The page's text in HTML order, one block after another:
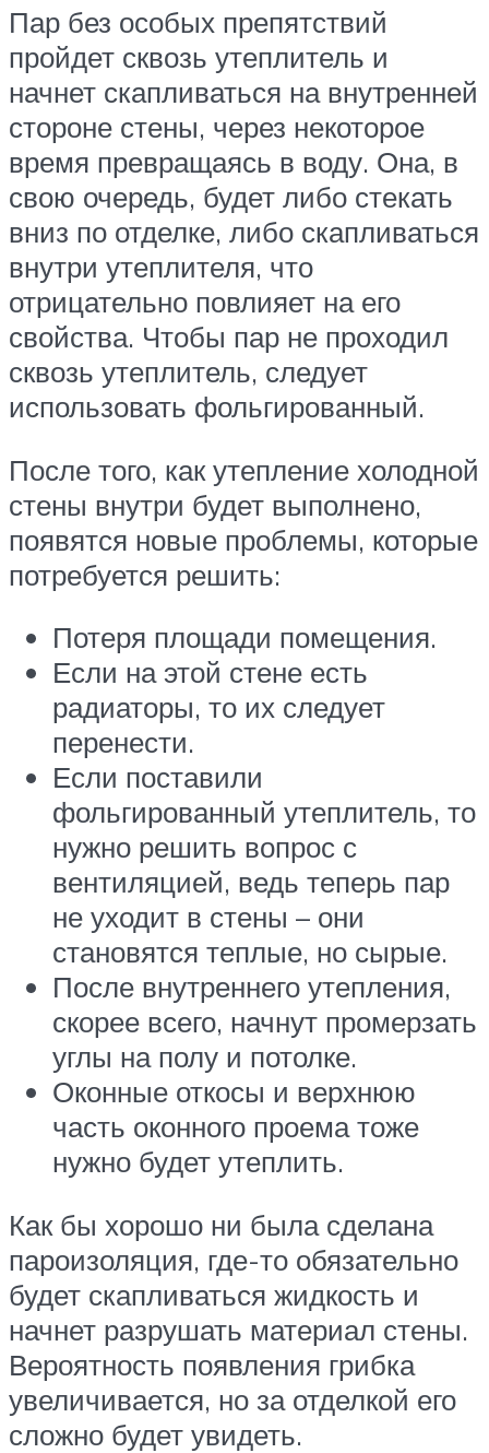
Пар без особых препятствий
пройдет сквозь утеплитель и
начнет скапливаться на внутренней
стороне стены, через некоторое
время превращаясь в воду. Она, в
свою очередь, будет либо стекать
вниз по отделке, либо скапливаться
внутри утеплителя, что
отрицательно повлияет на его
свойства. Чтобы пар не проходил
сквозь утеплитель, следует
использовать фольгированный.
После того, как утепление холодной
стены внутри будет выполнено,
появятся новые проблемы, которые
потребуется решить:
Потеря площади помещения.
Если на этой стене есть
радиаторы, то их следует
перенести.
Если поставили
фольгированный утеплитель, то
нужно решить вопрос с
вентиляцией, ведь теперь пар
не уходит в стены – они
становятся теплые, но сырые.
После внутреннего утепления,
скорее всего, начнут промерзать
углы на полу и потолке.
Оконные откосы и верхнюю
часть оконного проема тоже
нужно будет утеплить.
Как бы хорошо ни была сделана
пароизоляция, где-то обязательно
будет скапливаться жидкость и
начнет разрушать материал стены.
Вероятность появления грибка
увеличивается, но за отделкой его
сложно будет увидеть.